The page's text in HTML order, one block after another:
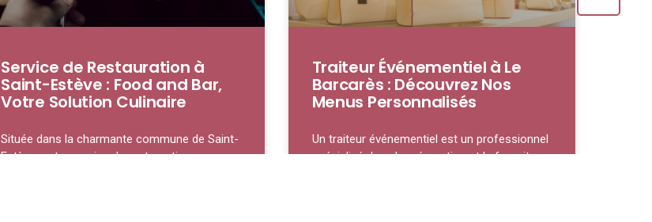
Service de Restauration à
Saint-Estève : Food and Bar,
Votre Solution Culinaire
Située dans la charmante commune de Saint-
Estève, notre service de restauration se
Traiteur Événementiel à Le
Barcarès : Découvrez Nos
Menus Personnalisés
Un traiteur événementiel est un professionnel
spécialisé dans la préparation et la fourniture